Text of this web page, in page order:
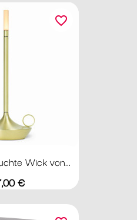
Wick von...
€
favorite_border